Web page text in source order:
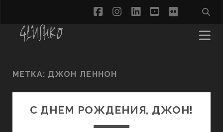
facebookinstagram
linkedin
youtube
flickr
МЕТКА: ДЖОН ЛЕННОН
С ДНЕМ РОЖДЕНИЯ, ДЖОН!